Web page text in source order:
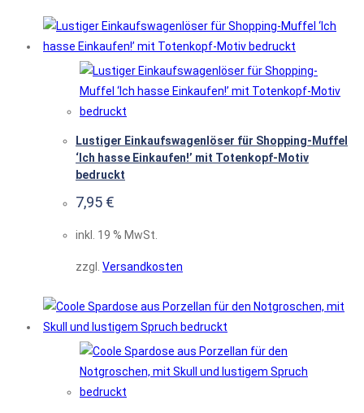
Lustiger Einkaufswagenlöser für Shopping-Muffel
‘Ich hasse Einkaufen!’ mit Totenkopf-Motiv
bedruckt
7,95 €
inkl. 19 % MwSt.
zzgl. Versandkosten